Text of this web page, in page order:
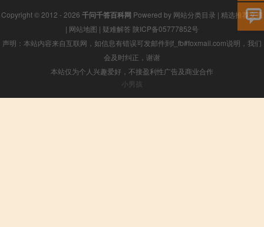
Copyright © 2012 - 2026 千问千答百科网 Powered by 网站分类目录 | 精选推荐文章
| 网站地图 | 疑难解答 陕ICP备05777852号
声明：本站内容来自互联网，如信息有错误可发邮件到f_fb#foxmail.com说明，我们
会及时纠正，谢谢
本站仅为个人兴趣爱好，不接盈利性广告及商业合作
小男孩